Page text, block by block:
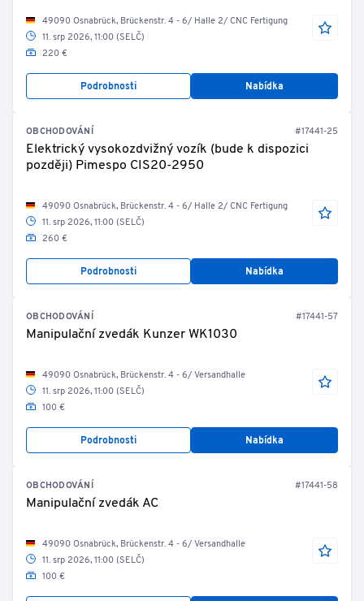
49090 Osnabrück, Brückenstr. 4 - 6/ Halle 2/ CNC Fertigung
11. srp 2026, 11:00 (SELČ)
220 €
Podrobnosti Nabídka
OBCHODOVÁNÍ #17441-25
Elektrický vysokozdvižný vozík (bude k dispozici
později) Pimespo CIS20-2950
49090 Osnabrück, Brückenstr. 4 - 6/ Halle 2/ CNC Fertigung
11. srp 2026, 11:00 (SELČ)
260 €
Podrobnosti Nabídka
OBCHODOVÁNÍ #17441-57
Manipulační zvedák Kunzer WK1030
49090 Osnabrück, Brückenstr. 4 - 6/ Versandhalle
11. srp 2026, 11:00 (SELČ)
100 €
Podrobnosti Nabídka
OBCHODOVÁNÍ #17441-58
Manipulační zvedák AC
49090 Osnabrück, Brückenstr. 4 - 6/ Versandhalle
11. srp 2026, 11:00 (SELČ)
100 €